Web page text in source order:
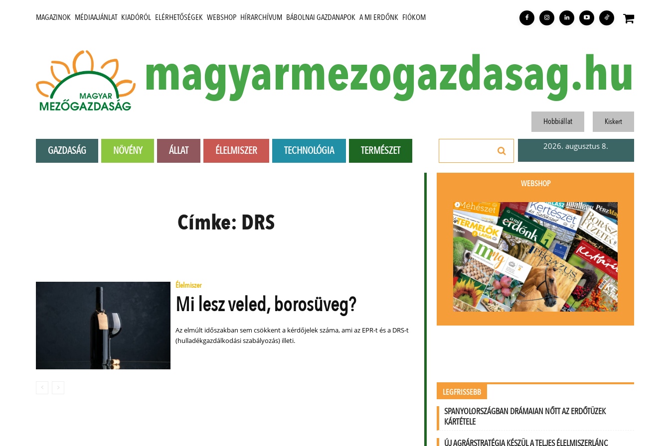
MAGAZINOK MÉDIAAJÁNLAT KIADÓRÓL ELÉRHETŐSÉGEK WEBSHOP HÍRARCHÍVUM BÁBOLNAI GAZDANAPOK A MI ERDŐNK FIÓKOM
magyarmezogazdasag.hu
GAZDASÁG NÖVÉNY ÁLLAT ÉLELMISZER TECHNOLÓGIA TERMÉSZET
Hobbiállat Kiskert
2026. augusztus 8.
Címke: DRS
Élelmiszer
Mi lesz veled, borosüveg?
Az elmúlt időszakban sem csökkent a kérdőjelek száma, ami az EPR-t és a DRS-t
(hulladékgazdálkodási szabályozás) illeti.
WEBSHOP
LEGFRISSEBB
SPANYOLORSZÁGBAN DRÁMAIAN NŐTT AZ ERDŐTÜZEK
KÁRTÉTELE
ÚJ AGRÁRSTRATÉGIA KÉSZÜL A TELJES ÉLELMISZERLÁNC